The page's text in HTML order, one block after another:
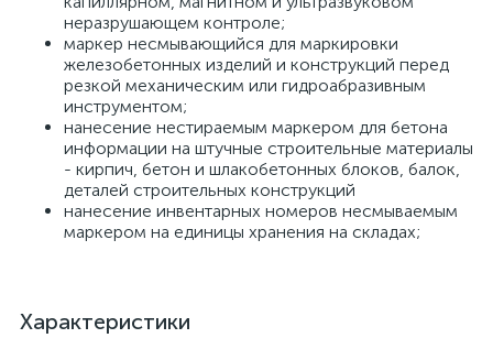
неразрушающем контроле;
маркер несмывающийся для маркировки
железобетонных изделий и конструкций перед
резкой механическим или гидроабразивным
инструментом;
нанесение нестираемым маркером для бетона
информации на штучные строительные материалы
- кирпич, бетон и шлакобетонных блоков, балок,
деталей строительных конструкций
нанесение инвентарных номеров несмываемым
маркером на единицы хранения на складах;
Характеристики